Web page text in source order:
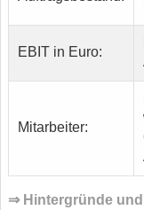
EBIT in Euro:
Mitarbeiter:
⇒ Hintergründe